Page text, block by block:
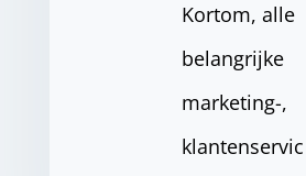
Kortom, alle
belangrijke
marketing-,
klantenservic